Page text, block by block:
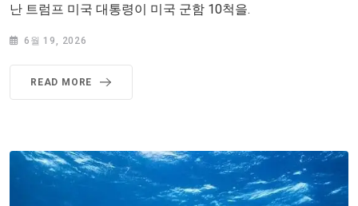
난 트럼프 미국 대통령이 미국 군함 10척을.
6월 19, 2026
READ MORE